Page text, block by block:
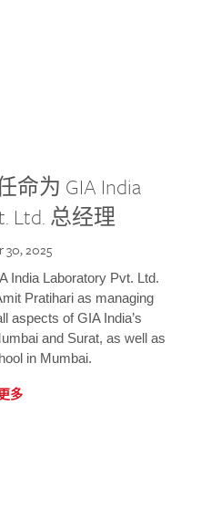
命为 GIA India
Ltd. 总经理
30, 2025
India Laboratory Pvt. Ltd.
Pratihari as managing
aspects of GIA India’s
and Surat, as well as
in Mumbai.
多